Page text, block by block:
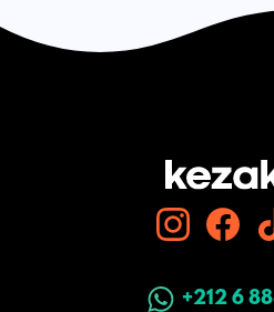
+212 6